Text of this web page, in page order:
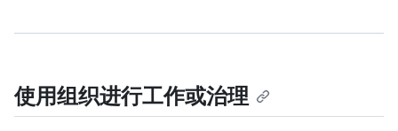
使用组织进行工作或治理